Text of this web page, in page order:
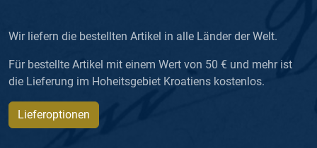
Wir liefern die bestellten Artikel in alle Länder der Welt.
Für bestellte Artikel mit einem Wert von 50 € und mehr ist
die Lieferung im Hoheitsgebiet Kroatiens kostenlos.
Lieferoptionen